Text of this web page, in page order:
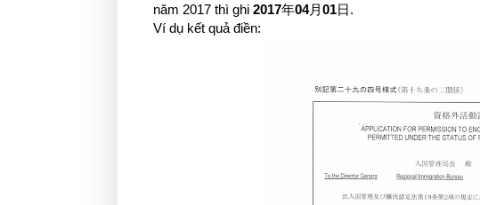
năm 2017 thì ghi 2017年04月 01日.
Ví dụ kết quả điền: